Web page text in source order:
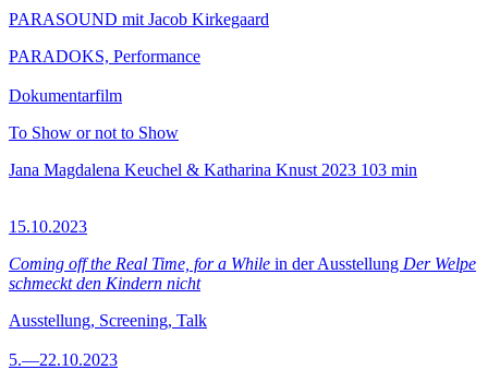
PARASOUND mit Jacob Kirkegaard
PARADOKS, Performance
Dokumentarfilm
To Show or not to Show
Jana Magdalena Keuchel & Katharina Knust 2023 103 min
15.10.2023
Coming off the Real Time, for a While in der Ausstellung Der Welpe
schmeckt den Kindern nicht
Ausstellung, Screening, Talk
5.—22.10.2023